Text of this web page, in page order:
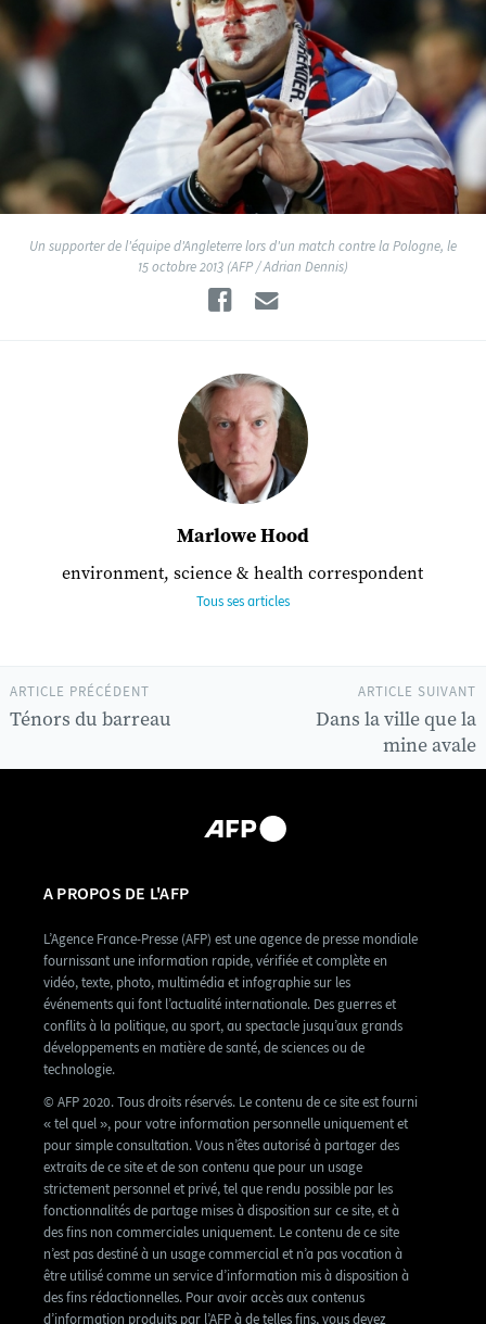
Un supporter de l'équipe d'Angleterre lors d'un match contre la Pologne, le
15 octobre 2013 (AFP / Adrian Dennis)
Facebook
Marlowe Hood
environment, science & health correspondent
Tous ses articles
ARTICLE SUIVANT
Dans la ville que la
mine avale
ARTICLE PRÉCÉDENT
Ténors du barreau
A PROPOS DE L'AFP
L’Agence France-Presse (AFP) est une agence de presse mondiale
fournissant une information rapide, vérifiée et complète en
vidéo, texte, photo, multimédia et infographie sur les
événements qui font l’actualité internationale. Des guerres et
conflits à la politique, au sport, au spectacle jusqu’aux grands
développements en matière de santé, de sciences ou de
technologie.
© AFP 2020. Tous droits réservés. Le contenu de ce site est fourni
« tel quel », pour votre information personnelle uniquement et
pour simple consultation. Vous n’êtes autorisé à partager des
extraits de ce site et de son contenu que pour un usage
strictement personnel et privé, tel que rendu possible par les
fonctionnalités de partage mises à disposition sur ce site, et à
des fins non commerciales uniquement. Le contenu de ce site
n’est pas destiné à un usage commercial et n’a pas vocation à
être utilisé comme un service d’information mis à disposition à
des fins rédactionnelles. Pour avoir accès aux contenus
d’information produits par l’AFP à de telles fins, vous devez